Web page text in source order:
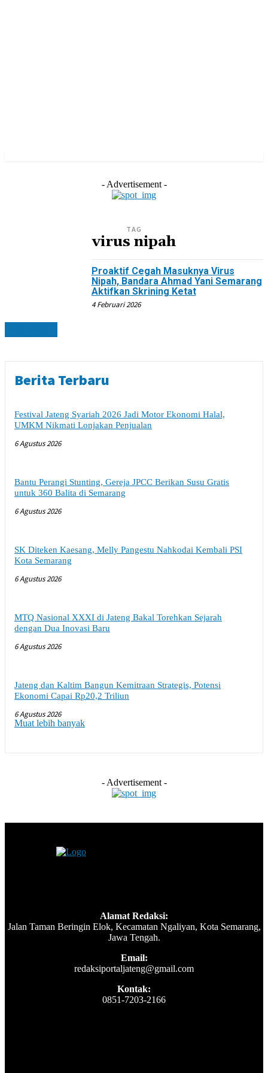
- Advertisement -
TAG
virus nipah
Proaktif Cegah Masuknya Virus
Nipah, Bandara Ahmad Yani Semarang
Aktifkan Skrining Ketat
4 Februari 2026
Berita Terbaru
Festival Jateng Syariah 2026 Jadi Motor Ekonomi Halal,
UMKM Nikmati Lonjakan Penjualan
6 Agustus 2026
Bantu Perangi Stunting, Gereja JPCC Berikan Susu Gratis
untuk 360 Balita di Semarang
6 Agustus 2026
SK Diteken Kaesang, Melly Pangestu Nahkodai Kembali PSI
Kota Semarang
6 Agustus 2026
MTQ Nasional XXXI di Jateng Bakal Torehkan Sejarah
dengan Dua Inovasi Baru
6 Agustus 2026
Jateng dan Kaltim Bangun Kemitraan Strategis, Potensi
Ekonomi Capai Rp20,2 Triliun
6 Agustus 2026
Muat lebih banyak
- Advertisement -
Alamat Redaksi:
Jalan Taman Beringin Elok, Kecamatan Ngaliyan, Kota Semarang,
Jawa Tengah.
Email:
redaksiportaljateng@gmail.com
Kontak:
0851-7203-2166